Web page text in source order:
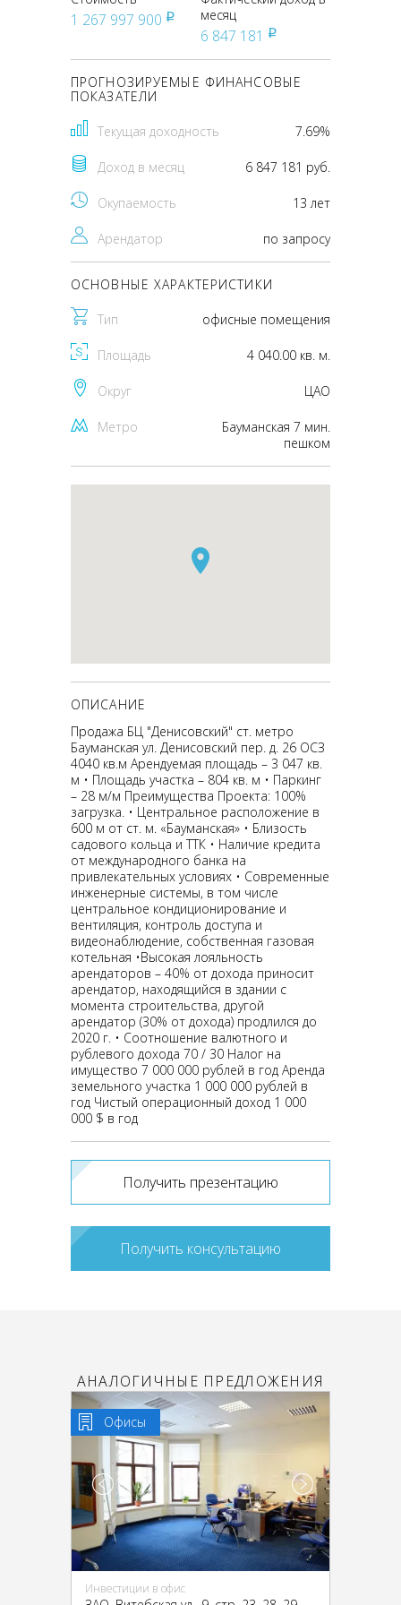
1 267 997 900 pуб
месяц
6 847 181 pуб
ПРОГНОЗИРУЕМЫЕ ФИНАНСОВЫЕ
ПОКАЗАТЕЛИ
Текущая доходность 7.69%
Доход в месяц 6 847 181 руб.
Окупаемость 13 лет
Арендатор по запросу
ОСНОВНЫЕ ХАРАКТЕРИСТИКИ
Тип офисные помещения
Площадь 4 040.00 кв. м.
Округ ЦАО
Метро
Бауманская 7 мин.
пешком
ОПИСАНИЕ
Продажа БЦ "Денисовский" ст. метро
Бауманская ул. Денисовский пер. д. 26 ОСЗ
4040 кв.м Арендуемая площадь – 3 047 кв.
м • Площадь участка – 804 кв. м • Паркинг
– 28 м/м Преимущества Проекта: 100%
загрузка. • Центральное расположение в
600 м от ст. м. «Бауманская» • Близость
садового кольца и ТТК • Наличие кредита
от международного банка на
привлекательных условиях • Современные
инженерные системы, в том числе
центральное кондиционирование и
вентиляция, контроль доступа и
видеонаблюдение, собственная газовая
котельная •Высокая лояльность
арендаторов – 40% от дохода приносит
арендатор, находящийся в здании с
момента строительства, другой
арендатор (30% от дохода) продлился до
2020 г. • Соотношение валютного и
рублевого дохода 70 / 30 Налог на
имущество 7 000 000 рублей в год Аренда
земельного участка 1 000 000 рублей в
год Чистый операционный доход 1 000
000 $ в год
Получить презентацию
Получить консультацию
АНАЛОГИЧНЫЕ ПРЕДЛОЖЕНИЯ
Офисы
Инвестиции в офис